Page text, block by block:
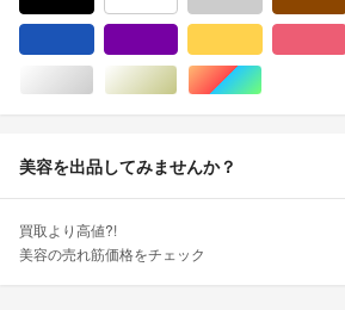
シルバー/銀色系ゴールド/金色系マルチカラー
美容を出品してみませんか？
買取より高値?!
美容の売れ筋価格をチェック